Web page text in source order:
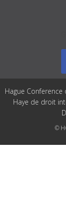
Hague
Haye de droit
©